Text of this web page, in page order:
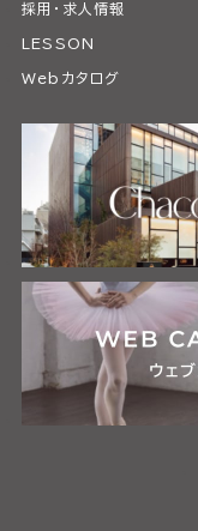
採用・求人情報
LESSON
Webカタログ